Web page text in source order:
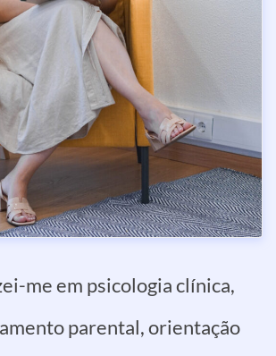
me em psicologia clínica,
parental, orientação